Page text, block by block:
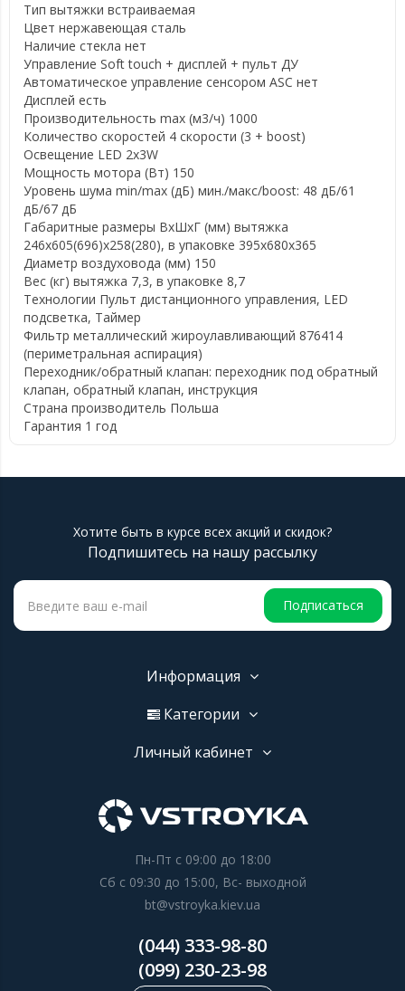
Тип вытяжки встраиваемая
Цвет нержавеющая сталь
Наличие стекла нет
Управление Soft touch + дисплей + пульт ДУ
Автоматическое управление сенсором ASC нет
Дисплей есть
Производительность max (м3/ч) 1000
Количество скоростей 4 скорости (3 + boost)
Освещение LED 2x3W
Мощность мотора (Вт) 150
Уровень шума min/max (дБ) мин./макс/boost: 48 дБ/61
дБ/67 дБ
Габаритные размеры ВхШхГ (мм) вытяжка
246x605(696)x258(280), в упаковке 395x680x365
Диаметр воздуховода (мм) 150
Вес (кг) вытяжка 7,3, в упаковке 8,7
Технологии Пульт дистанционного управления, LED
подсветка, Таймер
Фильтр металлический жироулавливающий 876414
(периметральная аспирация)
Переходник/обратный клапан: переходник под обратный
клапан, обратный клапан, инструкция
Страна производитель Польша
Гарантия 1 год
Хотите быть в курсе всех акций и скидок?
Подпишитесь на нашу рассылку
Подписаться
Информация
Категории
Личный кабинет
Пн-Пт с 09:00 до 18:00
Сб с 09:30 до 15:00, Вс- выходной
bt@vstroyka.kiev.ua
(044) 333-98-80
(099) 230-23-98